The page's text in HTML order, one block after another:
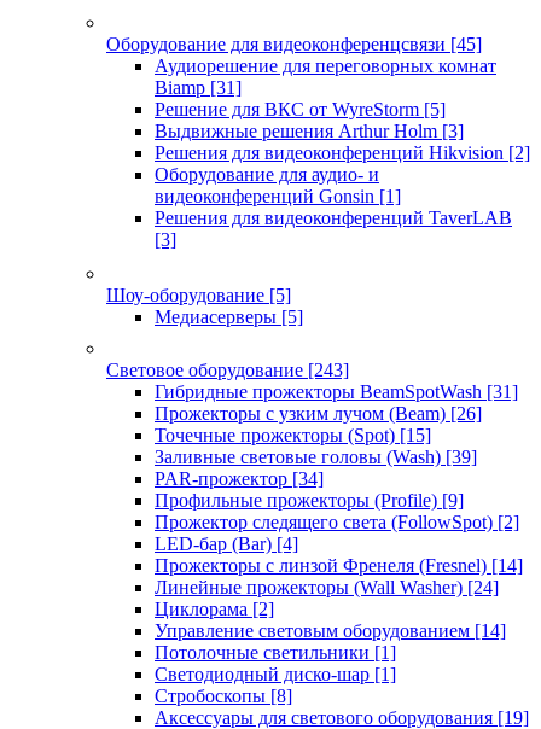
Оборудование для видеоконференцсвязи [45]
Аудиорешение для переговорных комнат
Biamp [31]
Решение для ВКС от WyreStorm [5]
Выдвижные решения Arthur Holm [3]
Решения для видеоконференций Hikvision [2]
Оборудование для аудио- и
видеоконференций Gonsin [1]
Решения для видеоконференций TaverLAB
[3]
Шоу-оборудование [5]
Медиасерверы [5]
Световое оборудование [243]
Гибридные прожекторы BeamSpotWash [31]
Прожекторы с узким лучом (Beam) [26]
Точечные прожекторы (Spot) [15]
Заливные световые головы (Wash) [39]
PAR-прожектор [34]
Профильные прожекторы (Profile) [9]
Прожектор следящего света (FollowSpot) [2]
LED-бар (Bar) [4]
Прожекторы с линзой Френеля (Fresnel) [14]
Линейные прожекторы (Wall Washer) [24]
Циклорама [2]
Управление световым оборудованием [14]
Потолочные светильники [1]
Светодиодный диско-шар [1]
Стробоскопы [8]
Аксессуары для светового оборудования [19]